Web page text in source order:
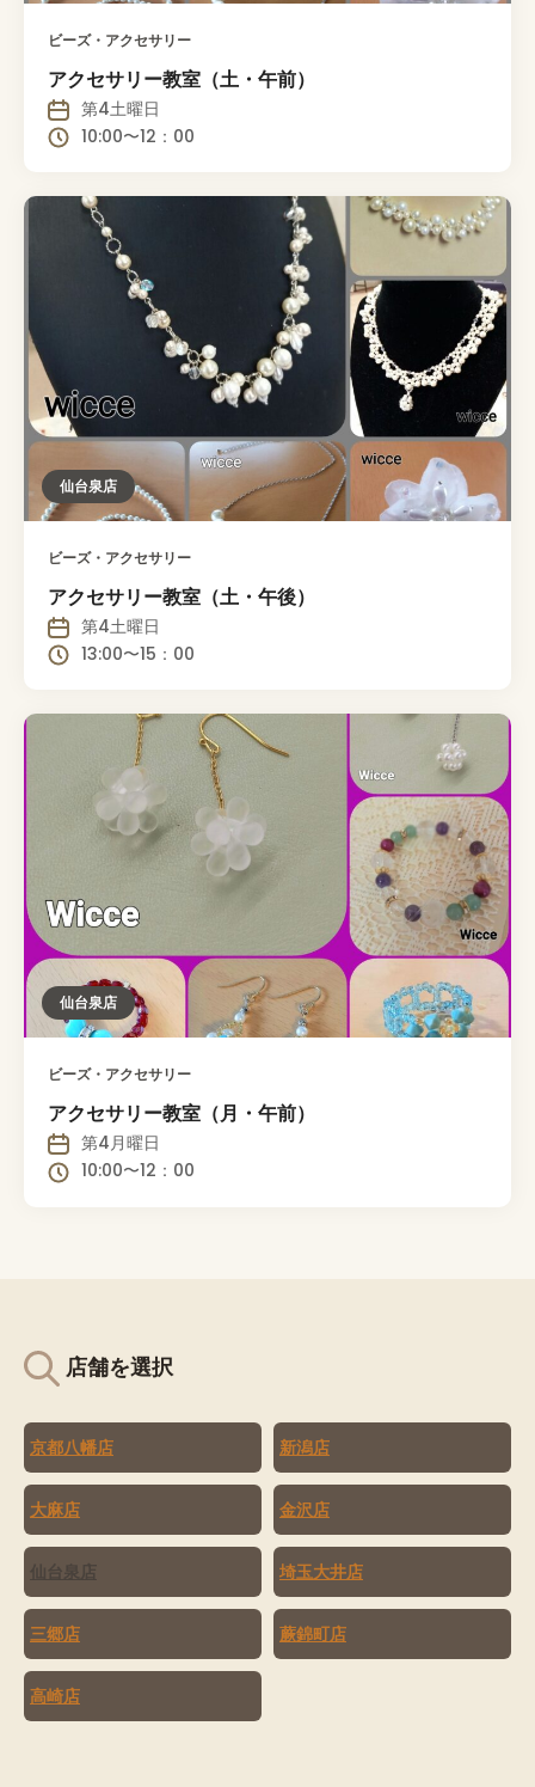
ビーズ・アクセサリー
アクセサリー教室（土・午前）
第4土曜日
10:00〜12：00
仙台泉店
ビーズ・アクセサリー
アクセサリー教室（土・午後）
第4土曜日
13:00〜15：00
仙台泉店
ビーズ・アクセサリー
アクセサリー教室（月・午前）
第4月曜日
10:00〜12：00
店舗を選択
京都八幡店 新潟店
大麻店 金沢店
仙台泉店 埼玉大井店
三郷店 蕨錦町店
高崎店